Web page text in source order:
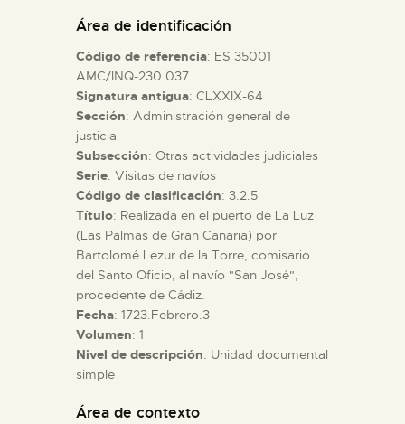
ESPAÑOL
PREPARAR LA VISITA
ACTIVIDADES
█
EL MUSEO
COLECCIONES
Área de identificación
Código de referencia: ES 35001
AMC/INQ-230.037
Signatura antigua: CLXXIX-64
Sección: Administración general de
justicia
Subsección: Otras actividades judiciales
Serie: Visitas de navíos
Código de clasificación: 3.2.5
Título: Realizada en el puerto de La Luz
(Las Palmas de Gran Canaria) por
Bartolomé Lezur de la Torre, comisario
del Santo Oficio, al navío "San José",
procedente de Cádiz.
Fecha: 1723.Febrero.3
Volumen: 1
Nivel de descripción: Unidad documental
simple
Área de contexto